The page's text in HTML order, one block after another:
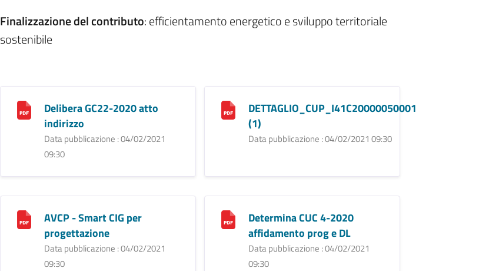
Finalizzazione del contributo: efficientamento energetico e sviluppo territoriale
sostenibile
Delibera GC22-2020 atto
indirizzo
Data pubblicazione : 04/02/2021
09:30
DETTAGLIO_CUP_I41C20000050001
(1)
Data pubblicazione : 04/02/2021 09:30
AVCP - Smart CIG per
progettazione
Data pubblicazione : 04/02/2021
09:30
Determina CUC 4-2020
affidamento prog e DL
Data pubblicazione : 04/02/2021
09:30